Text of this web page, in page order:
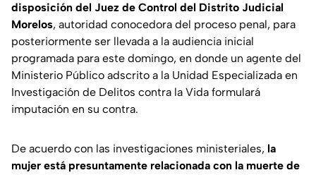
disposición del Juez de Control del Distrito Judicial
Morelos, autoridad conocedora del proceso penal, para
posteriormente ser llevada a la audiencia inicial
programada para este domingo, en donde un agente del
Ministerio Público adscrito a la Unidad Especializada en
Investigación de Delitos contra la Vida formulará
imputación en su contra.
De acuerdo con las investigaciones ministeriales, la
mujer está presuntamente relacionada con la muerte de